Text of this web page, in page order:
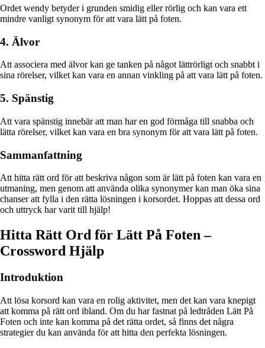
Ordet wendy betyder i grunden smidig eller rörlig och kan vara ett
mindre vanligt synonym för att vara lätt på foten.
4. Älvor
Att associera med älvor kan ge tanken på något lättrörligt och snabbt i
sina rörelser, vilket kan vara en annan vinkling på att vara lätt på foten.
5. Spänstig
Att vara spänstig innebär att man har en god förmåga till snabba och
lätta rörelser, vilket kan vara en bra synonym för att vara lätt på foten.
Sammanfattning
Att hitta rätt ord för att beskriva någon som är lätt på foten kan vara en
utmaning, men genom att använda olika synonymer kan man öka sina
chanser att fylla i den rätta lösningen i korsordet. Hoppas att dessa ord
och uttryck har varit till hjälp!
Hitta Rätt Ord för Lätt På Foten –
Crossword Hjälp
Introduktion
Att lösa korsord kan vara en rolig aktivitet, men det kan vara knepigt
att komma på rätt ord ibland. Om du har fastnat på ledtråden Lätt På
Foten och inte kan komma på det rätta ordet, så finns det några
strategier du kan använda för att hitta den perfekta lösningen.